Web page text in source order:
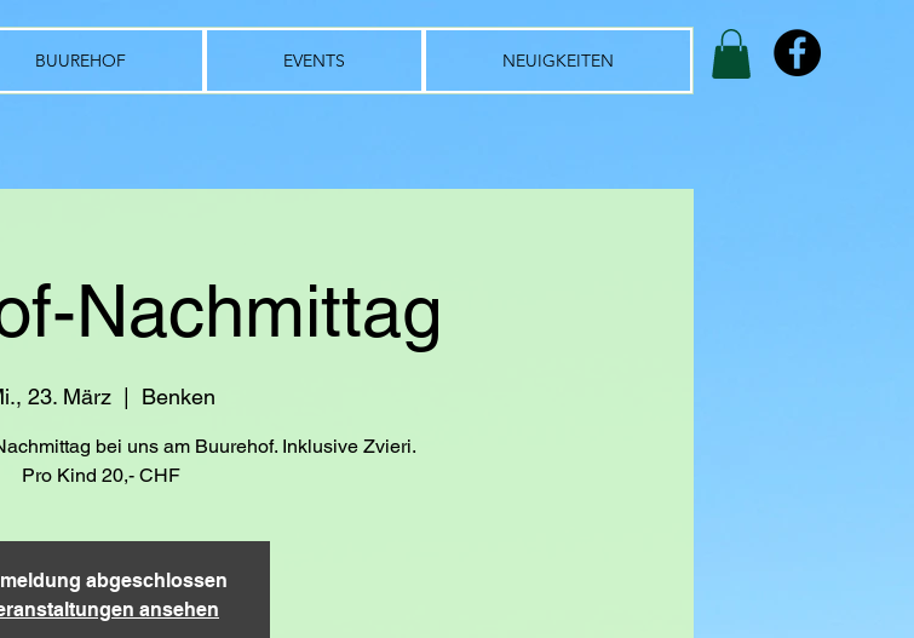
BUUREHOF EVENTS NEUIGKEITEN
Nachmittag
23. März
  |
Benken
bei uns am Buurehof. Inklusive Zvieri.
Pro Kind 20,- CHF
abgeschlossen
ansehen